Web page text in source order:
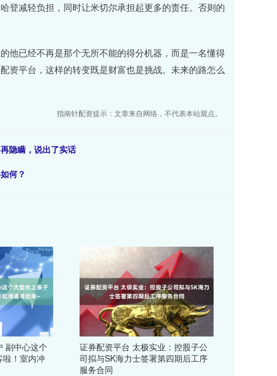
登减轻负担，同时让米切尔承担起更多的责任。否则的
他已经不再是那个无所不能的得分机器，而是一名懂得
资平台，这样的转变既是财富也是挑战。未来的路怎么
指南针配资提示：文章来自网络，不代表本站观点。
隐瞒，说出了实话
何？
副中心这个
！室内冲
证券配资平台 太极实业：控股子公
司拟与SK海力士签署第四期后工序
服务合同